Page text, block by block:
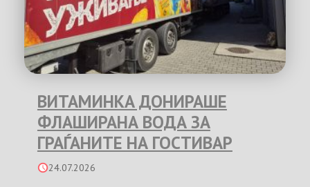
ВИТАМИНКА ДОНИРАШЕ
ФЛАШИРАНА ВОДА ЗА
ГРАЃАНИТЕ НА ГОСТИВАР
24.07.2026